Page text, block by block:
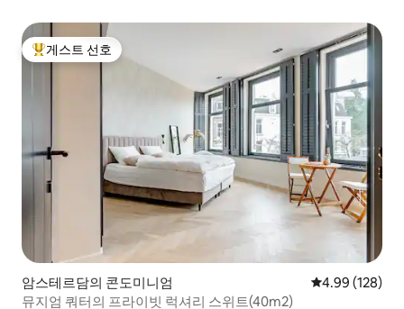
상위 게스트 선호
게스트 선호
암스테르담의 콘도미니엄 평점 4.99점(5
4.99 (128)
뮤지엄 쿼터의 프라이빗 럭셔리 스위트(40m2)